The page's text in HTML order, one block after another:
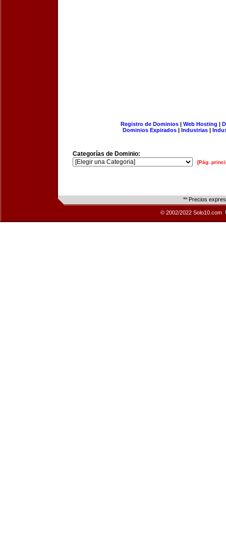
Registro de Dominios| Web Hosting |
Dominios Expirados | Industrias |
Categorías de Dominio:
[Pág.
** Precios
© 2002/2022 Solo10.com